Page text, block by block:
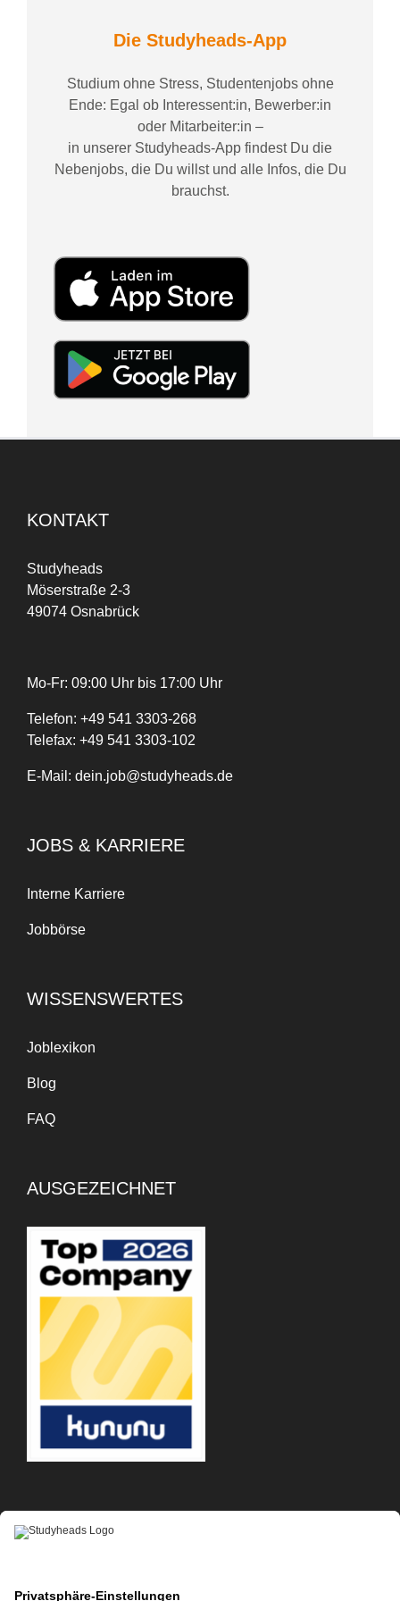
Die Studyheads-App
Studium ohne Stress, Studentenjobs ohne
Ende: Egal ob Interessent:in, Bewerber:in
oder Mitarbeiter:in –
in unserer Studyheads-App findest Du die
Nebenjobs, die Du willst und alle Infos, die Du
brauchst.
KONTAKT
Studyheads
Möserstraße 2-3
49074 Osnabrück
Mo-Fr: 09:00 Uhr bis 17:00 Uhr
Telefon: +49 541 3303-268
Telefax: +49 541 3303-102
E-Mail: dein.job@studyheads.de
JOBS & KARRIERE
Interne Karriere
Jobbörse
WISSENSWERTES
Joblexikon
Blog
FAQ
AUSGEZEICHNET